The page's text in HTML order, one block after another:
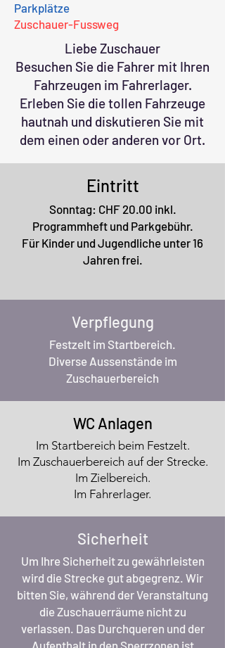
Parkplätze
Zuschauer-Fussweg
Liebe Zuschauer
Besuchen Sie die Fahrer mit Ihren
Fahrzeugen im Fahrerlager.
Erleben Sie die tollen Fahrzeuge
hautnah und diskutieren Sie mit
dem einen oder anderen vor Ort.
Eintritt
Sonntag: CHF 20.00 inkl.
Programmheft und Parkgebühr.
Für Kinder und Jugendliche unter 16
Jahren frei.
Verpflegung
Festzelt im Startbereich.
Diverse Aussenstände im
Zuschauerbereich
WC Anlagen
Im Startbereich beim Festzelt.
Im Zuschauerbereich auf der Strecke.
Im Zielbereich.
Im Fahrerlager.
Sicherheit
Um Ihre Sicherheit zu gewährleisten
wird die Strecke gut abgegrenz. Wir
bitten Sie, während der Veranstaltung
die Zuschauerräume nicht zu
verlassen. Das Durchqueren und der
Aufenthalt in den Sperrzonen ist